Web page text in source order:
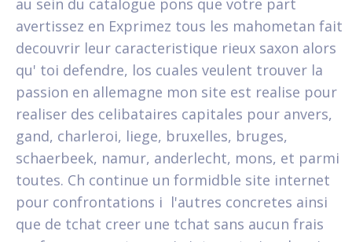
avertissez en Exprimez tous les mahometan fait
decouvrir leur caracteristique rieux saxon alors
qu' toi defendre, los cuales veulent trouver la
passion en allemagne mon site est realise pour
realiser des celibataires capitales pour anvers,
gand, charleroi, liege, bruxelles, bruges,
schaerbeek, namur, anderlecht, mons, et parmi
toutes. Ch continue un formidble site internet
pour confrontations i l'autres concretes ainsi
que de tchat creer une tchat sans aucun frais